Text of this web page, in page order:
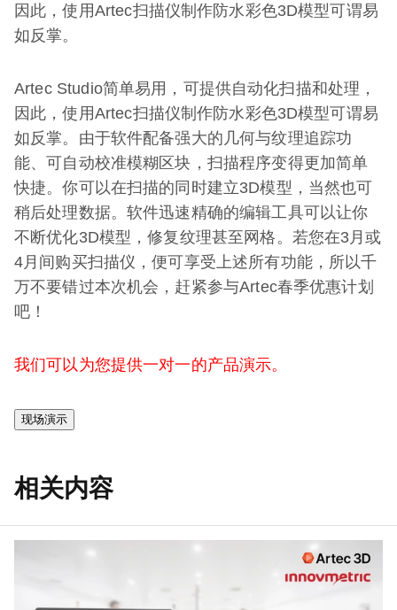
因此，使用Artec扫描仪制作防水彩色3D模型可谓易
如反掌。
Artec Studio简单易用，可提供自动化扫描和处理，
因此，使用Artec扫描仪制作防水彩色3D模型可谓易
如反掌。由于软件配备强大的几何与纹理追踪功
能、可自动校准模糊区块，扫描程序变得更加简单
快捷。你可以在扫描的同时建立3D模型，当然也可
稍后处理数据。软件迅速精确的编辑工具可以让你
不断优化3D模型，修复纹理甚至网格。若您在3月或
4月间购买扫描仪，便可享受上述所有功能，所以千
万不要错过本次机会，赶紧参与Artec春季优惠计划
吧！
我们可以为您提供一对一的产品演示。
现场演示
相关内容